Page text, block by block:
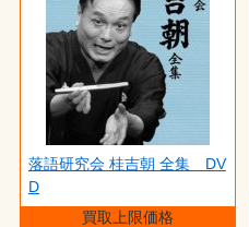
落語研究会 桂吉朝 全集 DV
D
買取上限価格